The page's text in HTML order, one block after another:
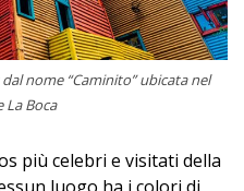
nome “Caminito” ubicata nel
La Boca
più celebri e visitati della